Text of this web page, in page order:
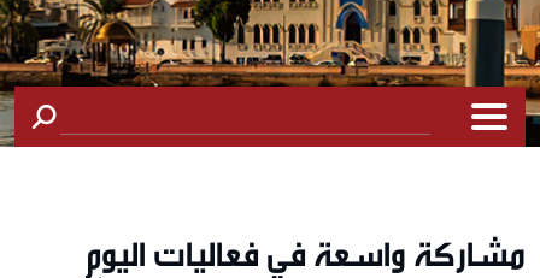
مشاركة واسعة في فعاليات اليوم